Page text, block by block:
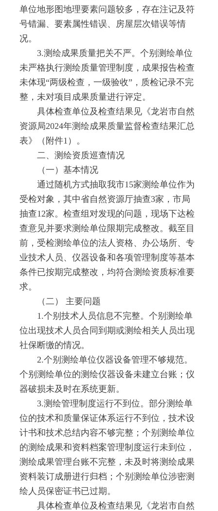
单位地形图地理要素问题较多，存在注记及符
号错漏、要素属性错误、房屋层次错误等情
况。
3.测绘成果质量把关不严。个别测绘单位
未严格执行测绘质量管理制度，成果报告检查
未体现“两级检查，一级验收”，质检记录不完
整，未对项目成果质量进行评定。
具体检查单位及检查结果见《龙岩市自然
资源局2024年测绘成果质量监督检查结果汇总
表》（附件1）。
二、测绘资质巡查情况
（一）基本情况
通过随机方式抽取我市15家测绘单位作为
受检对象，其中省自然资源厅抽查3家，市局
抽查12家。检查组对发现的问题，现场下达检
查意见并要求测绘单位限期完成整改。截至目
前，受检测绘单位的法人资格、办公场所、专
业技术人员、仪器设备和各项管理制度等基本
条件已按期完成整改，均符合测绘资质标准要
求。
（二） 主要问题
1.个别技术人员信息不完整。个别测绘单
位出现技术人员合同到期或测绘相关人员出现
社保断缴的情况。
2.个别测绘单位仪器设备管理不够规范。
个别测绘单位的测绘仪器设备未建立台账；仪
器破损未及时在系统更新。
3.测绘管理制度运行不到位。部分测绘单
位的技术和质量保证体系运行不到位，技术设
计书和技术总结内容不够完整；个别测绘单位
的测绘成果和资料档案管理制度运行未到位，
测绘成果管理台账不完整，未及时将测绘成果
资料装订成册进行归档；个别测绘单位涉密测
绘人员保密证书已过期。
具体检查单位及检查结果见《龙岩市自然